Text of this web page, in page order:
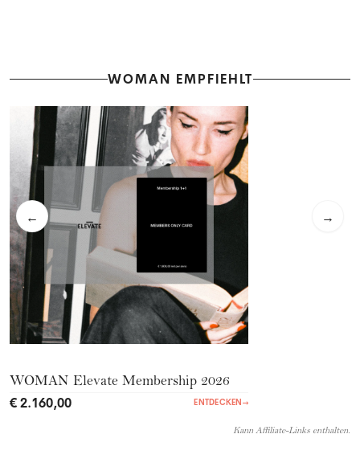
WOMAN EMPFIEHLT
← →
WOMAN Elevate Membership 2026
€ 2.160,00 ENTDECKEN →
Kann Affiliate-Links enthalten.